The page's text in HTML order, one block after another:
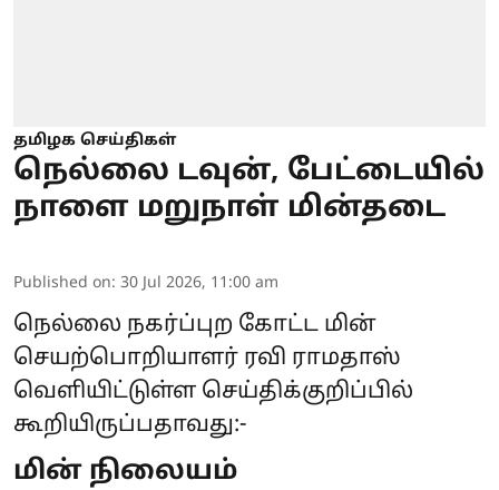
தமிழக செய்திகள்
நெல்லை டவுன், பேட்டையில்
நாளை மறுநாள் மின்தடை
Published on: 30 Jul 2026, 11:00 am
நெல்லை நகர்ப்புற கோட்ட மின்
செயற்பொறியாளர் ரவி ராமதாஸ்
வெளியிட்டுள்ள செய்திக்குறிப்பில்
கூறியிருப்பதாவது:-
மின் நிலையம்